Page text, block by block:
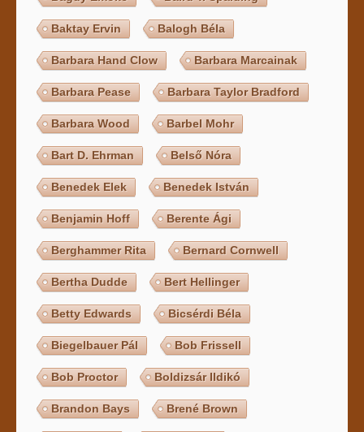
Baktay Ervin Balogh Béla
Barbara Hand Clow Barbara Marcainak
Barbara Pease Barbara Taylor Bradford
Barbara Wood Barbel Mohr
Bart D. Ehrman Belső Nóra
Benedek Elek Benedek István
Benjamin Hoff Berente Ági
Berghammer Rita Bernard Cornwell
Bertha Dudde Bert Hellinger
Betty Edwards Bicsérdi Béla
Biegelbauer Pál Bob Frissell
Bob Proctor Boldizsár Ildikó
Brandon Bays Brené Brown